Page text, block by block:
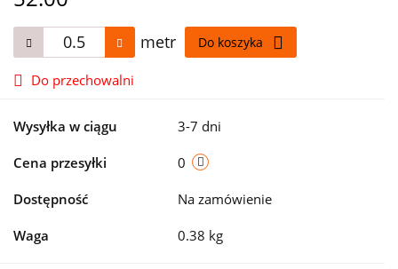
metr Do koszyka
Do przechowalni
Wysyłka w ciągu 3-7 dni
Cena przesyłki 0
Dostępność Na zamówienie
Waga 0.38 kg